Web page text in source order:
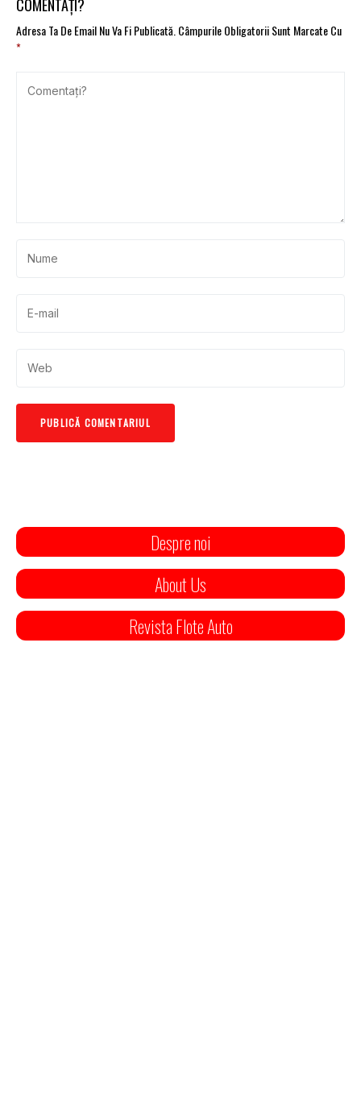
COMENTAȚI?
Adresa Ta De Email Nu Va Fi Publicată.Câmpurile Obligatorii Sunt Marcate Cu
*
Despre noi
About Us
Revista Flote Auto